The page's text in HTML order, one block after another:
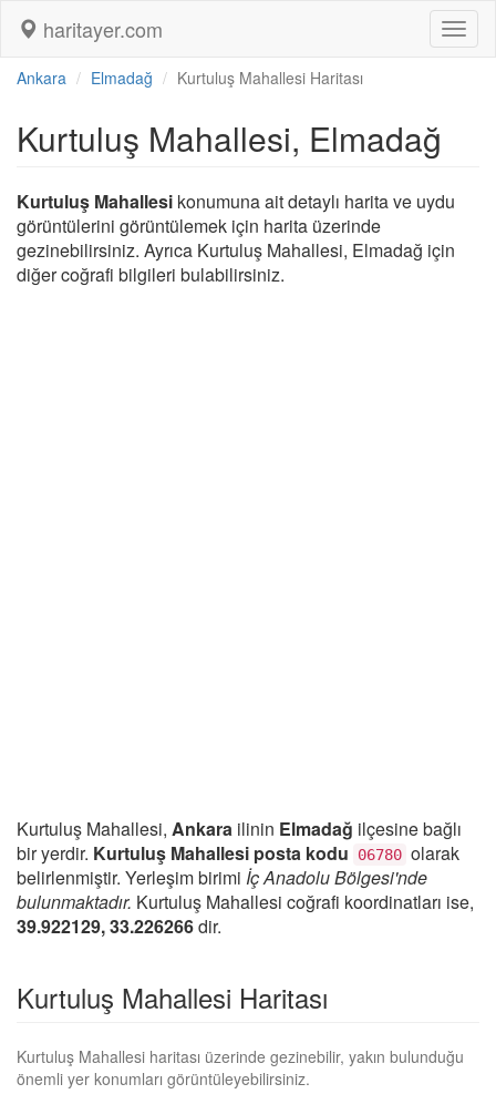
haritayer.com
Ankara Elmadağ Kurtuluş Mahallesi Haritası
Kurtuluş Mahallesi, Elmadağ
Kurtuluş Mahallesi konumuna ait detaylı harita ve uydu
görüntülerini görüntülemek için harita üzerinde
gezinebilirsiniz. Ayrıca Kurtuluş Mahallesi, Elmadağ için
diğer coğrafi bilgileri bulabilirsiniz.
Kurtuluş Mahallesi, Ankara ilinin Elmadağ ilçesine bağlı
bir yerdir. Kurtuluş Mahallesi posta kodu 06780 olarak
belirlenmiştir. Yerleşim birimi İç Anadolu Bölgesi'nde
bulunmaktadır. Kurtuluş Mahallesi coğrafi koordinatları ise,
39.922129, 33.226266dir.
Kurtuluş Mahallesi Haritası
Kurtuluş Mahallesi haritası üzerinde gezinebilir, yakın bulunduğu
önemli yer konumları görüntüleyebilirsiniz.